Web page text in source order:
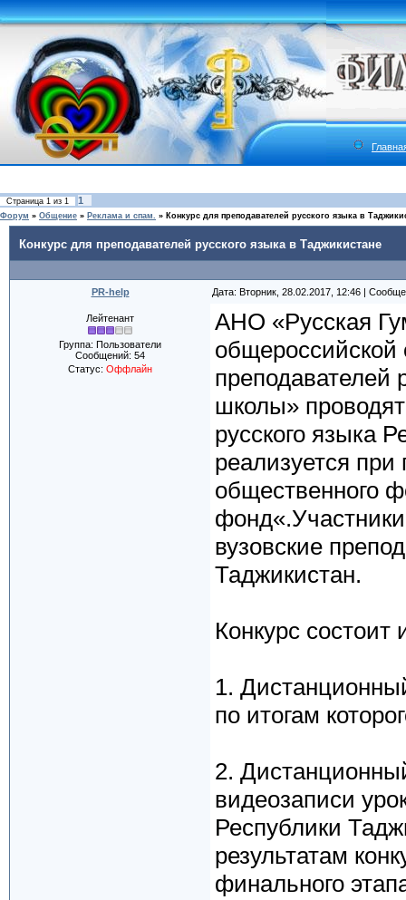
Страница 1 из 1 1
Форум » Общение » Реклама и спам. » Конкурс для преподавателей русского языка в
Конкурс для преподавателей русского языка в Таджикистане
PR-help Дата: Вторник, 28.02.2017, 12:46 |
Лейтенант
Группа: Пользователи
Сообщений: 54
Статус: Оффлайн
АНО «Русская
общероссийской
преподавателей
школы»
русского языка
реализуется
общественного
вузовские
Таджикистан.
Конкурс
1.
по итогам
2.
видеозаписи
Республики
результатам
финального